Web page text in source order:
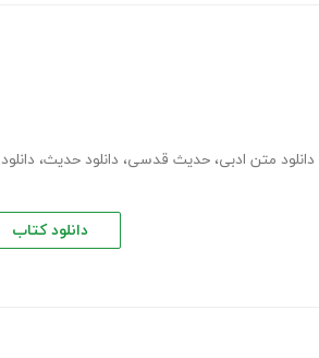
دانلود متن ادبی، حدیث قدسی، دانلود حدیث، دانلود
دانلود کتاب